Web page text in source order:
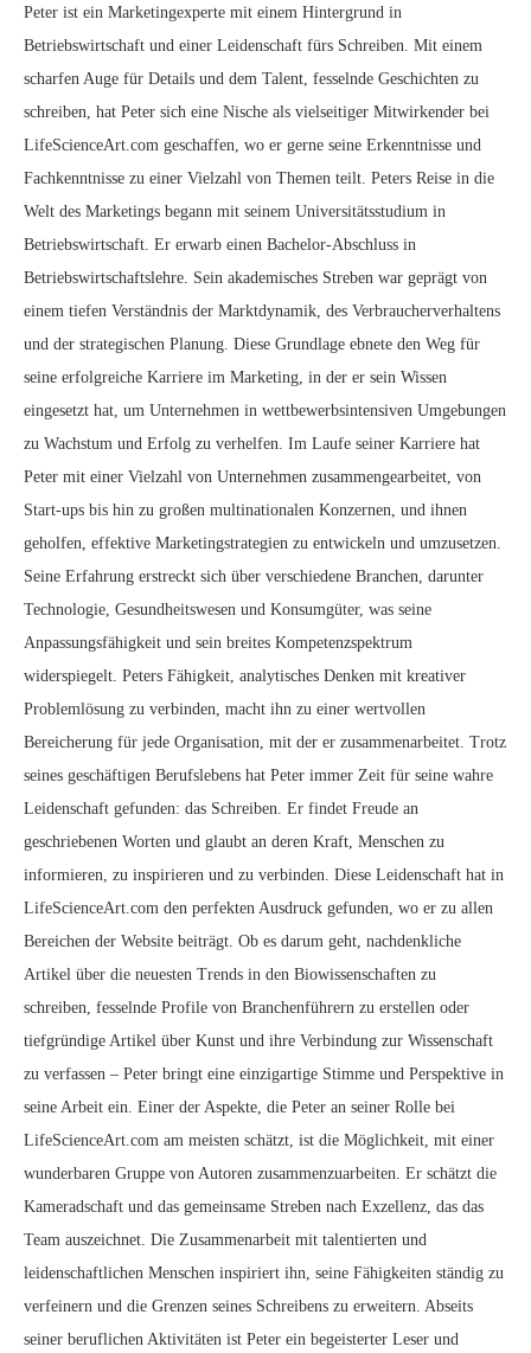
Peter ist ein Marketingexperte mit einem Hintergrund in
Betriebswirtschaft und einer Leidenschaft fürs Schreiben. Mit einem
scharfen Auge für Details und dem Talent, fesselnde Geschichten zu
schreiben, hat Peter sich eine Nische als vielseitiger Mitwirkender bei
LifeScienceArt.com geschaffen, wo er gerne seine Erkenntnisse und
Fachkenntnisse zu einer Vielzahl von Themen teilt. Peters Reise in die
Welt des Marketings begann mit seinem Universitätsstudium in
Betriebswirtschaft. Er erwarb einen Bachelor-Abschluss in
Betriebswirtschaftslehre. Sein akademisches Streben war geprägt von
einem tiefen Verständnis der Marktdynamik, des Verbraucherverhaltens
und der strategischen Planung. Diese Grundlage ebnete den Weg für
seine erfolgreiche Karriere im Marketing, in der er sein Wissen
eingesetzt hat, um Unternehmen in wettbewerbsintensiven Umgebungen
zu Wachstum und Erfolg zu verhelfen. Im Laufe seiner Karriere hat
Peter mit einer Vielzahl von Unternehmen zusammengearbeitet, von
Start-ups bis hin zu großen multinationalen Konzernen, und ihnen
geholfen, effektive Marketingstrategien zu entwickeln und umzusetzen.
Seine Erfahrung erstreckt sich über verschiedene Branchen, darunter
Technologie, Gesundheitswesen und Konsumgüter, was seine
Anpassungsfähigkeit und sein breites Kompetenzspektrum
widerspiegelt. Peters Fähigkeit, analytisches Denken mit kreativer
Problemlösung zu verbinden, macht ihn zu einer wertvollen
Bereicherung für jede Organisation, mit der er zusammenarbeitet. Trotz
seines geschäftigen Berufslebens hat Peter immer Zeit für seine wahre
Leidenschaft gefunden: das Schreiben. Er findet Freude an
geschriebenen Worten und glaubt an deren Kraft, Menschen zu
informieren, zu inspirieren und zu verbinden. Diese Leidenschaft hat in
LifeScienceArt.com den perfekten Ausdruck gefunden, wo er zu allen
Bereichen der Website beiträgt. Ob es darum geht, nachdenkliche
Artikel über die neuesten Trends in den Biowissenschaften zu
schreiben, fesselnde Profile von Branchenführern zu erstellen oder
tiefgründige Artikel über Kunst und ihre Verbindung zur Wissenschaft
zu verfassen – Peter bringt eine einzigartige Stimme und Perspektive in
seine Arbeit ein. Einer der Aspekte, die Peter an seiner Rolle bei
LifeScienceArt.com am meisten schätzt, ist die Möglichkeit, mit einer
wunderbaren Gruppe von Autoren zusammenzuarbeiten. Er schätzt die
Kameradschaft und das gemeinsame Streben nach Exzellenz, das das
Team auszeichnet. Die Zusammenarbeit mit talentierten und
leidenschaftlichen Menschen inspiriert ihn, seine Fähigkeiten ständig zu
verfeinern und die Grenzen seines Schreibens zu erweitern. Abseits
seiner beruflichen Aktivitäten ist Peter ein begeisterter Leser und